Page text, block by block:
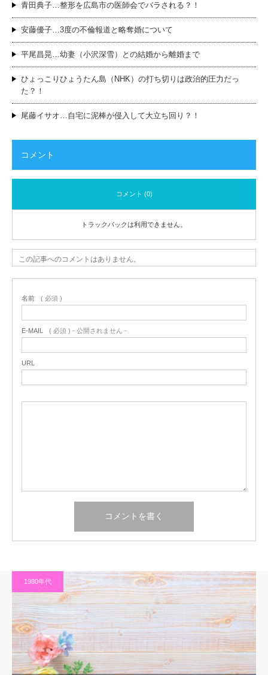
青田典子…整形を広島市の医師会でバラされる？！
安藤優子…3度の不倫報道と略奪婚について
平尾昌晃…幼妻（小沢深雪）との結婚から離婚まで
ひょっこりひょうたん島（NHK）の打ち切りは政治的圧力だっ
た？！
尾藤イサオ…自宅に泥棒が侵入して大立ち回り？！
コメント
コメント (0)
トラックバックは利用できません。
この記事へのコメントはありません。
名前 ( 必須 )
E-MAIL ( 必須 ) - 公開されません -
URL
1980年代